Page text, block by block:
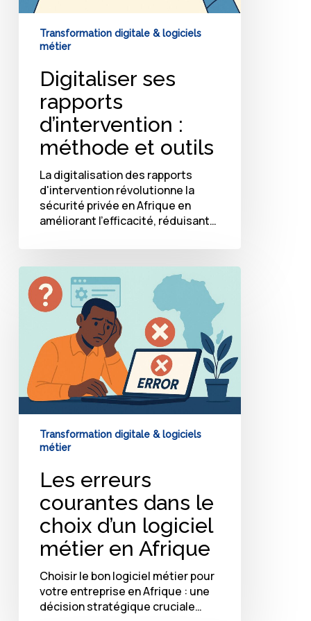
Transformation digitale & logiciels
métier
Digitaliser ses
rapports
d’intervention :
méthode et outils
La digitalisation des rapports
d'intervention révolutionne la
sécurité privée en Afrique en
améliorant l'efficacité, réduisant…
Les
erreurs
courantes
choix
d’un
logiciel
métier
en
Afrique
Transformation digitale & logiciels
métier
Les erreurs
courantes dans le
choix d’un logiciel
métier en Afrique
Choisir le bon logiciel métier pour
votre entreprise en Afrique : une
décision stratégique cruciale…